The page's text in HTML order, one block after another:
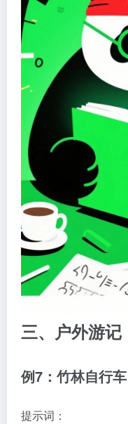
三、户外游记
例7：竹林自行车
提示词：